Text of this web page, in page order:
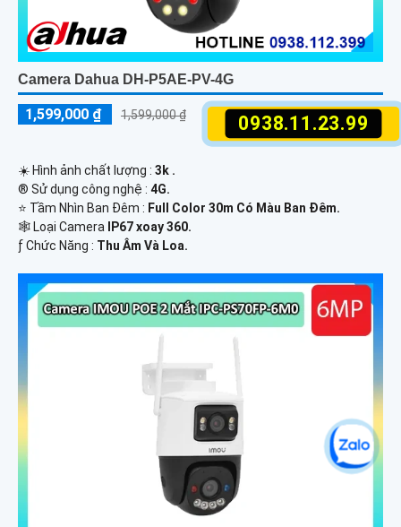
0938.11.23.99
Camera Dahua DH-P5AE-PV-4G
1,599,000 ₫ 1,599,000 ₫
☀️ Hình ảnh chất lượng : 3k .
®️ Sử dụng công nghệ : 4G.
⭐ Tầm Nhìn Ban Đêm : Full Color 30m Có Màu Ban Ðêm.
🕸️ Loại Camera
IP67 xoay 360.
️ƒ Chức Năng : Thu Âm Và Loa.